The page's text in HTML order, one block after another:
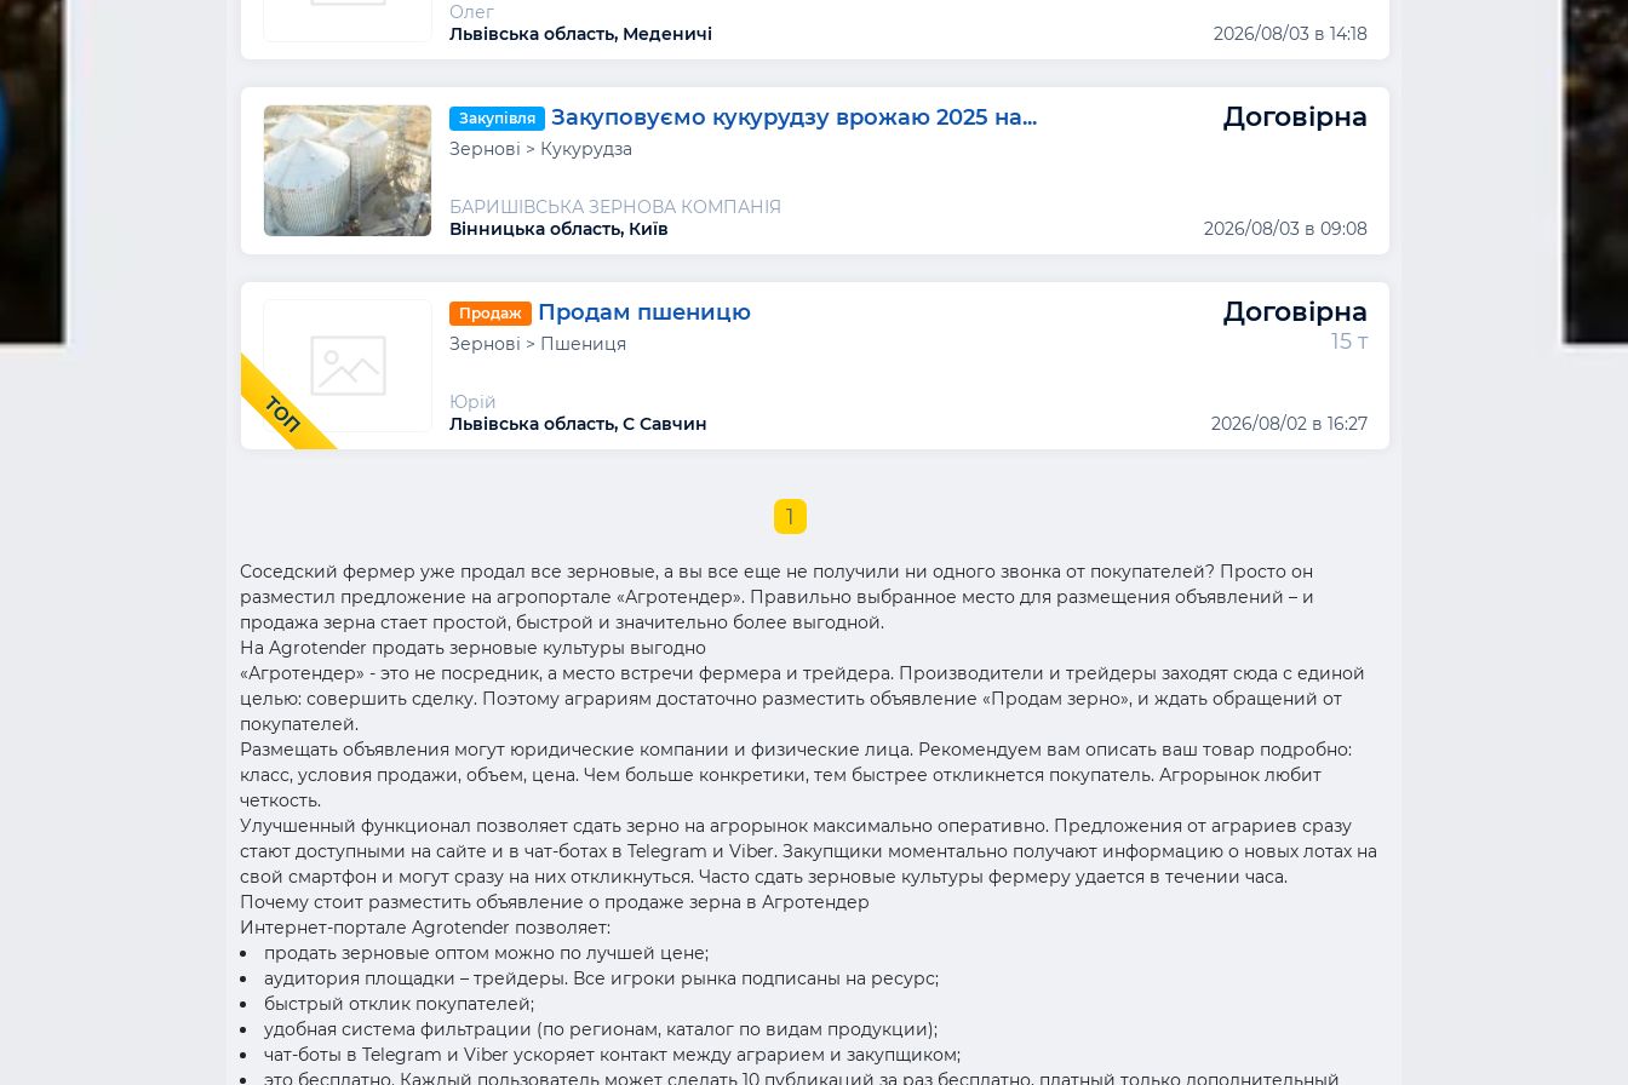
Олег
Львівська область, Меденичі
2026/08/03 в 14:18
Закупівля Закуповуємо кукурудзу врожаю 2025 на... Договірна
Зернові > Кукурудза
БАРИШІВСЬКА ЗЕРНОВА КОМПАНІЯ
Вінницька область, Київ
2026/08/03 в 09:08
ТОП
Продаж Продам пшеницю Договірна
Зернові > Пшениця 15 т
Юрій
Львівська область, С Савчин
2026/08/02 в 16:27
1
Соседский фермер уже продал все зерновые, а вы все еще не получили ни одного звонка от покупателей? Просто он
разместил предложение на агропортале «Агротендер». Правильно выбранное место для размещения объявлений – и
продажа зерна стает простой, быстрой и значительно более выгодной.
На Agrotender продать зерновые культуры выгодно
«Агротендер» - это не посредник, а место встречи фермера и трейдера. Производители и трейдеры заходят сюда с единой
целью: совершить сделку. Поэтому аграриям достаточно разместить объявление «Продам зерно», и ждать обращений от
покупателей.
Размещать объявления могут юридические компании и физические лица. Рекомендуем вам описать ваш товар подробно:
класс, условия продажи, объем, цена. Чем больше конкретики, тем быстрее откликнется покупатель. Агрорынок любит
четкость.
Улучшенный функционал позволяет сдать зерно на агрорынок максимально оперативно. Предложения от аграриев сразу
стают доступными на сайте и в чат-ботах в Telegram и Viber. Закупщики моментально получают информацию о новых лотах на
свой смартфон и могут сразу на них откликнуться. Часто сдать зерновые культуры фермеру удается в течении часа.
Почему стоит разместить объявление о продаже зерна в Агротендер
Интернет-портале Agrotender позволяет:
продать зерновые оптом можно по лучшей цене;
аудитория площадки – трейдеры. Все игроки рынка подписаны на ресурс;
быстрый отклик покупателей;
удобная система фильтрации (по регионам, каталог по видам продукции);
чат-боты в Telegram и Viber ускоряет контакт между аграрием и закупщиком;
это бесплатно. Каждый пользователь может сделать 10 публикаций за раз бесплатно, платный только дополнительный